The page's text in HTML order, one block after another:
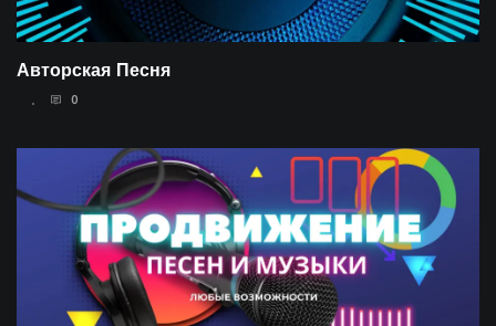
Авторская Песня
0